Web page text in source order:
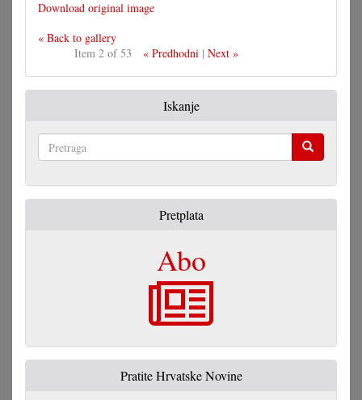
Download original image
« Back to gallery
Item 2 of 53
« Predhodni| Next »
Iskanje
Pretplata
Abo
Pratite Hrvatske Novine